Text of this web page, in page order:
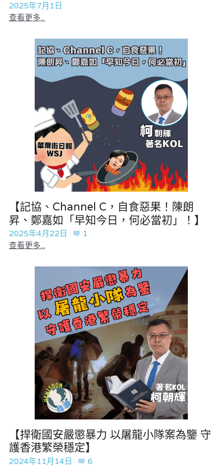
KOL 精選
大衛sir專欄
曾子晴 - 晴深直說
陳貴春大律師專欄
陳子遷律師專欄
羅浚軒專欄
溫志倫專欄
汪明欣專欄
張美雄專欄
莊豪鋒專欄
香港科技專上書院｜專欄
2025年7月1日
查看更多...
【記協、Channel C，自食惡果！陳朗
昇、鄭嘉如「早知今日，何必當初」！】
2025年4月22日 ·
1
查看更多...
【捍衛國安嚴懲暴力 以屠龍小隊案為鑒 守
護香港繁榮穩定】
2024年11月14日 ·
6
趙處機專欄
港聞
醫院口岸爆炸案
反華推手懶人包
反華推手起底
美西霸凌內幕
真相直擊
民主派騙案十式
陳貴春大律師專欄
黃萬成專欄
支聯會案
宏福火災正視聽
正本清源 • 黎智英案
黎智英案審訊
美西媒體謊言實錄
伊美戰爭
宏福苑聽證會